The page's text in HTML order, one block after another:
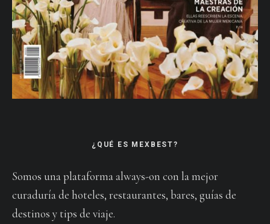
¿QUÉ ES MEXBEST?
Somos una plataforma always-on con la mejor
curaduría de hoteles, restaurantes, bares, guías de
destinos y tips de viaje.